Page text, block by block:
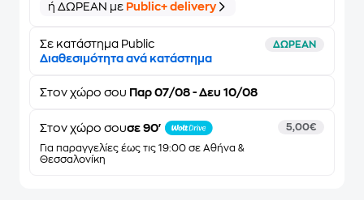
ή ΔΩΡΕΑΝ με Public+ delivery
Σε κατάστημα Public ΔΩΡΕΑΝ
Διαθεσιμότητα ανά κατάστημα
Στον χώρο σου Παρ 07/08 - Δευ 10/08
Στον χώρο σουσε 90'
Για παραγγελίες έως τις 19:00 σε Αθήνα &
Θεσσαλονίκη
5,00€